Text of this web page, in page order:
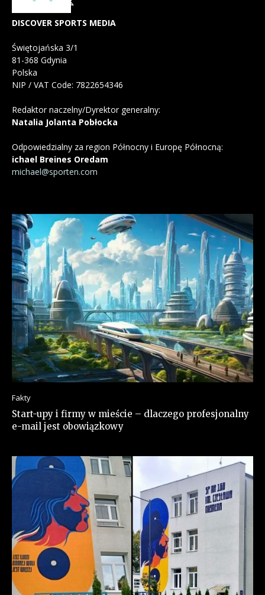
DISCOVER SPORTS MEDIA
Świętojańska 3/1
81-368 Gdynia
Polska
NIP / VAT Code: 7822654346
Redaktor naczelny/Dyrektor generalny:
Natalia Jolanta Pobłocka
Odpowiedzialny za region Północny i Europę Północną:
ichael Breines Oredam
michael@sporten.com
Fakty
Start-upy i firmy w mieście – dlaczego profesjonalny
e-mail jest obowiązkowy